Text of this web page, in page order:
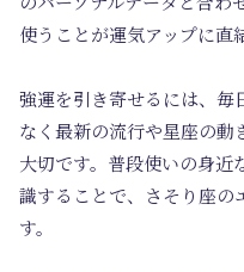
使うことが運気アップに直
強運を引き寄せるには、毎
なく最新の流行や星座の
大切です。普段使いの身近
識することで、さそり座の
す。